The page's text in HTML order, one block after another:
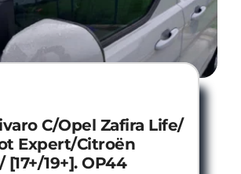
C/Opel Zafira Life/
Expert/Citroën
19+]. OP44